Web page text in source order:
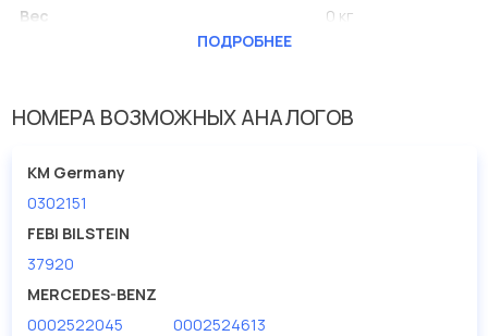
Вес
0 кг
Применение
Mercedes
ПОДРОБНЕЕ
НОМЕРА ВОЗМОЖНЫХ АНАЛОГОВ
KM Germany
0302151
FEBI BILSTEIN
37920
MERCEDES-BENZ
0002522045
0002524613